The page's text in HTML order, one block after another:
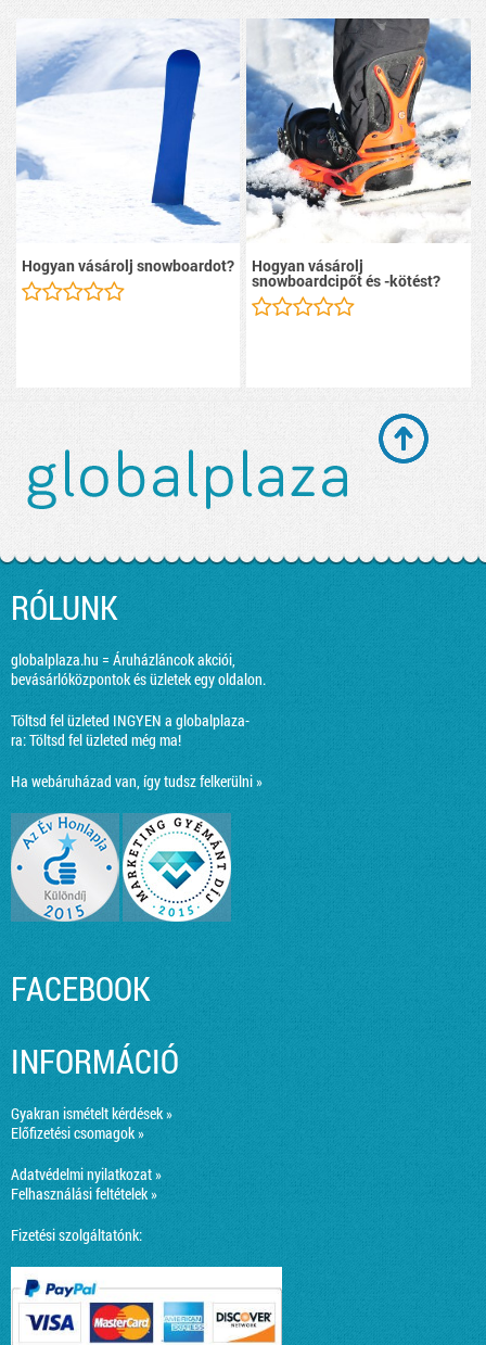
Hogyan vásárolj snowboardot? Hogyan vásárolj
snowboardcipőt és -kötést?
RÓLUNK
globalplaza.hu = Áruházláncok akciói,
bevásárlóközpontok és üzletek egy oldalon.
Töltsd fel üzleted INGYEN a globalplaza-
ra:Töltsd fel üzleted még ma!
Ha webáruházad van, így tudsz felkerülni »
FACEBOOK
INFORMÁCIÓ
Gyakran ismételt kérdések »
Előfizetési csomagok »
Adatvédelmi nyilatkozat »
Felhasználási feltételek »
Fizetési szolgáltatónk: